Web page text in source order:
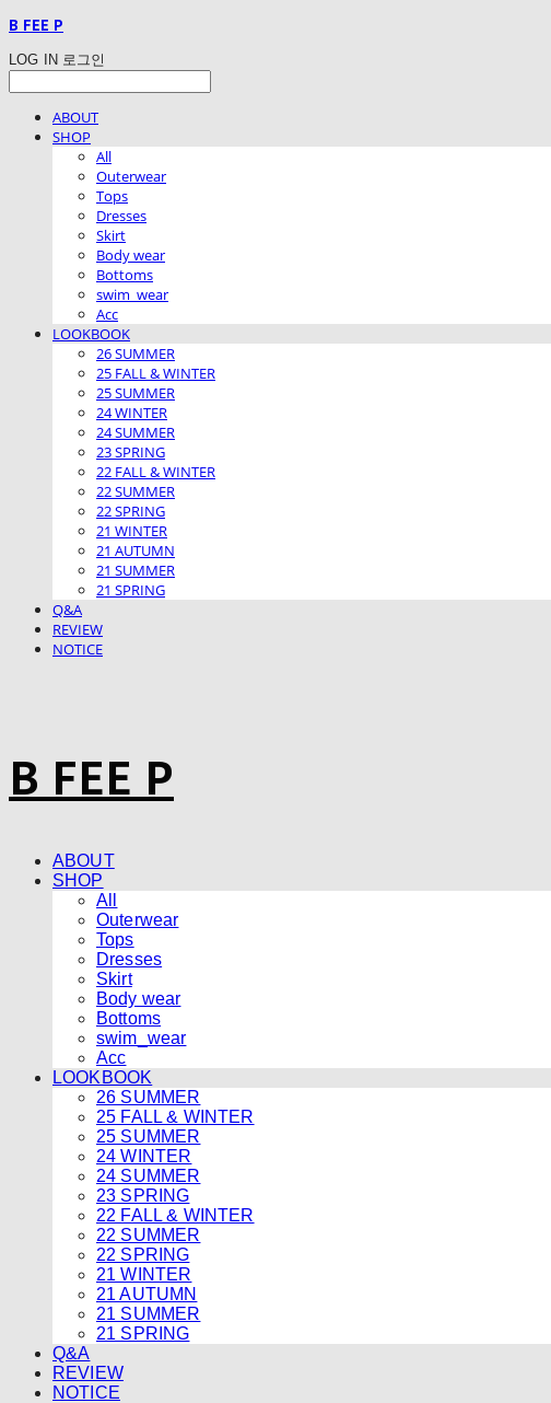
B FEE P
LOG IN 로그인
ABOUT
SHOP
All
Outerwear
Tops
Dresses
Skirt
Body wear
Bottoms
swim_wear
Acc
LOOKBOOK
26 SUMMER
25 FALL & WINTER
25 SUMMER
24 WINTER
24 SUMMER
23 SPRING
22 FALL & WINTER
22 SUMMER
22 SPRING
21 WINTER
21 AUTUMN
21 SUMMER
21 SPRING
Q&A
REVIEW
NOTICE
B FEE P
ABOUT
SHOP
All
Outerwear
Tops
Dresses
Skirt
Body wear
Bottoms
swim_wear
Acc
LOOKBOOK
26 SUMMER
25 FALL & WINTER
25 SUMMER
24 WINTER
24 SUMMER
23 SPRING
22 FALL & WINTER
22 SUMMER
22 SPRING
21 WINTER
21 AUTUMN
21 SUMMER
21 SPRING
Q&A
REVIEW
NOTICE